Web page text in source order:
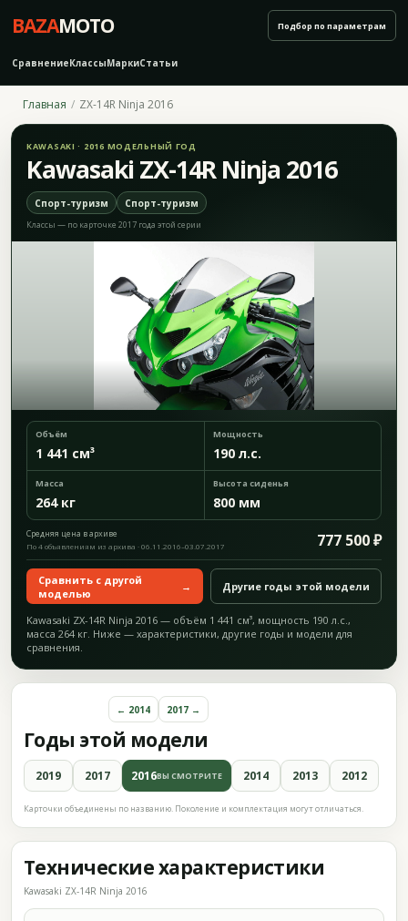
BAZAMOTO
СравнениеКлассыМаркиСтатьи
Подбор по параметрам
Главная ZX-14R Ninja 2016
KAWASAKI · 2016 МОДЕЛЬНЫЙ ГОД
Kawasaki ZX-14R Ninja 2016
Спорт-туризм Спорт-туризм
Классы — по карточке 2017 года этой серии
Объём
1 441 см³
Мощность
190 л.с.
Масса
264 кг
Высота сиденья
800 мм
Средняя цена в архиве 777 500 ₽
По 4 объявлениям из архива · 06.11.2016–03.07.2017
Сравнить с другой
моделью
→ Другие годы этой модели
Kawasaki ZX-14R Ninja 2016 — объём 1 441 см³, мощность 190 л.с.,
масса 264 кг. Ниже — характеристики, другие годы и модели для
сравнения.
Годы этой модели
← 2014 2017 →
2019 2017 2016ВЫ СМОТРИТЕ 2014 2013 2012
Карточки объединены по названию. Поколение и комплектация могут отличаться.
Технические характеристики
Kawasaki ZX-14R Ninja 2016